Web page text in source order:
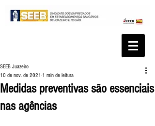
Medidas preventivas são essenciais
nas agências
SEEB Juazeiro
10 de nov. de 2021 1 min de leitura